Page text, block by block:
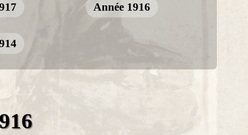
Année 1916